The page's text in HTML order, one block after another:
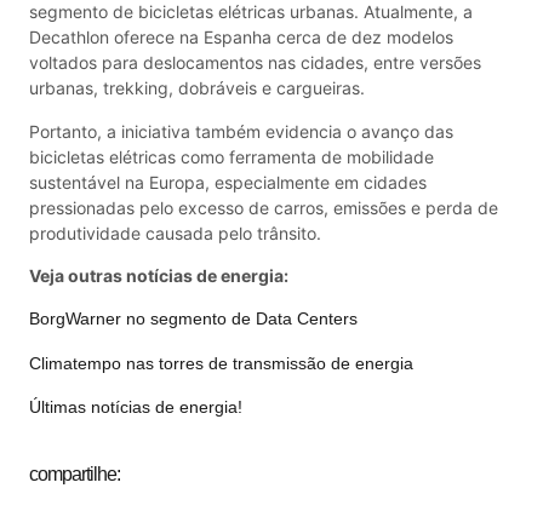
segmento de bicicletas elétricas urbanas. Atualmente, a
Decathlon oferece na Espanha cerca de dez modelos
voltados para deslocamentos nas cidades, entre versões
urbanas, trekking, dobráveis e cargueiras.
Portanto, a iniciativa também evidencia o avanço das
bicicletas elétricas como ferramenta de mobilidade
sustentável na Europa, especialmente em cidades
pressionadas pelo excesso de carros, emissões e perda de
produtividade causada pelo trânsito.
Veja outras notícias de energia:
BorgWarner no segmento de Data Centers
Climatempo nas torres de transmissão de energia
Últimas notícias de energia!
compartilhe: